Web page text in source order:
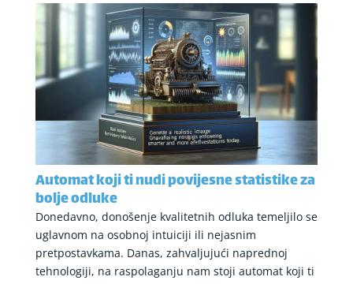
Automat koji ti nudi povijesne statistike za
bolje odluke
Donedavno, donošenje kvalitetnih odluka temeljilo se
uglavnom na osobnoj intuiciji ili nejasnim
pretpostavkama. Danas, zahvaljujući naprednoj
tehnologiji, na raspolaganju nam stoji automat koji ti